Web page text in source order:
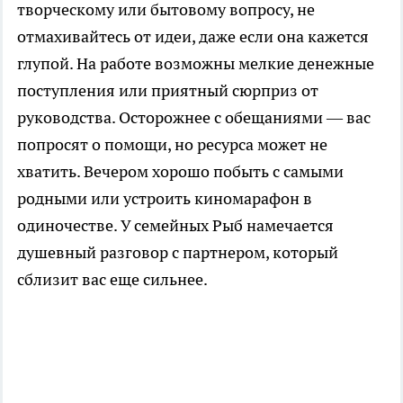
творческому или бытовому вопросу, не
отмахивайтесь от идеи, даже если она кажется
глупой. На работе возможны мелкие денежные
поступления или приятный сюрприз от
руководства. Осторожнее с обещаниями — вас
попросят о помощи, но ресурса может не
хватить. Вечером хорошо побыть с самыми
родными или устроить киномарафон в
одиночестве. У семейных Рыб намечается
душевный разговор с партнером, который
сблизит вас еще сильнее.